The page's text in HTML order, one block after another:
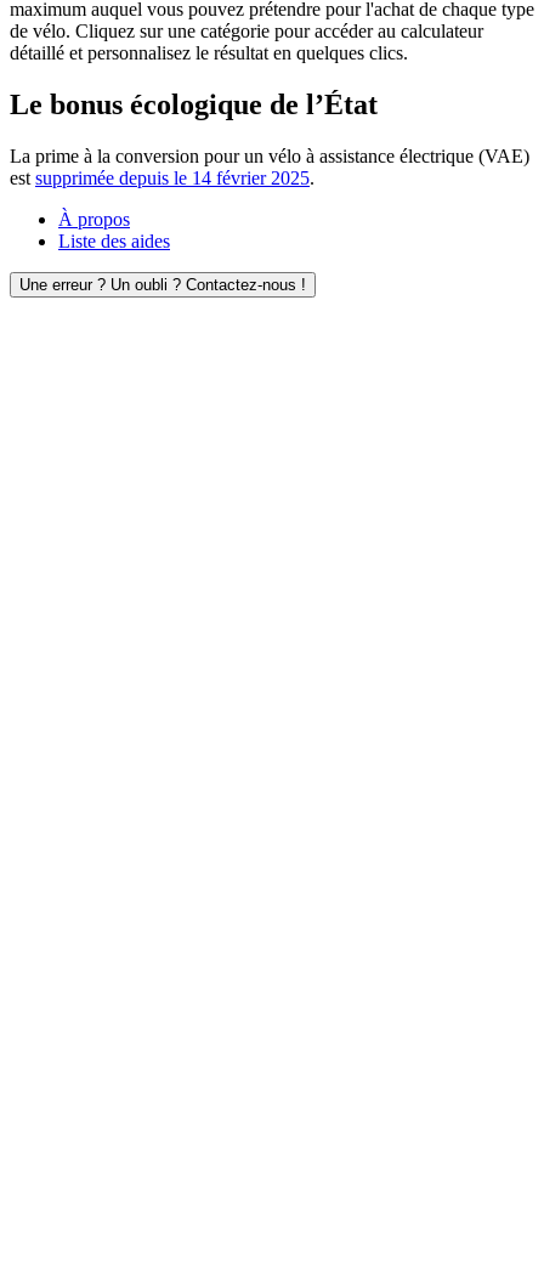
maximum auquel vous pouvez prétendre pour l'achat de chaque type
de vélo. Cliquez sur une catégorie pour accéder au calculateur
détaillé et personnalisez le résultat en quelques clics.
Le bonus écologique de l’État
La prime à la conversion pour un vélo à assistance électrique (VAE)
est supprimée depuis le 14 février 2025.
À propos
Liste des aides
Une erreur ? Un oubli ? Contactez-nous !